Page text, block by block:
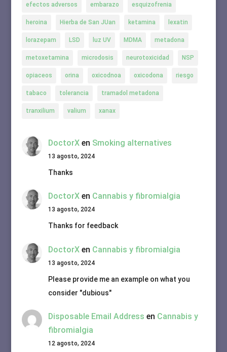
efectos adversos embarazo esquizofrenia
heroina Hierba de San JUan ketamina lexatin
lorazepam LSD luz UV MDMA metadona
metoxetamina microdosis neurotoxicidad NSP
opiaceos orina oxicodnoa oxicodona riesgo
tabaco tolerancia tramadol metadona
tranxilium valium xanax
DoctorXen Smoking alternatives
13 agosto, 2024
Thanks
DoctorXen Cannabis y fibromialgia
13 agosto, 2024
Thanks for feedback
DoctorXen Cannabis y fibromialgia
13 agosto, 2024
Please provide me an example on what you
consider "dubious"
Disposable Email Address en Cannabis y
fibromialgia
12 agosto, 2024